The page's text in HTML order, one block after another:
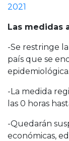
2021
Las medidas
-Se restringe
país que se
epidemiológica.
-La medida
las 0 horas
-Quedarán
económicas,